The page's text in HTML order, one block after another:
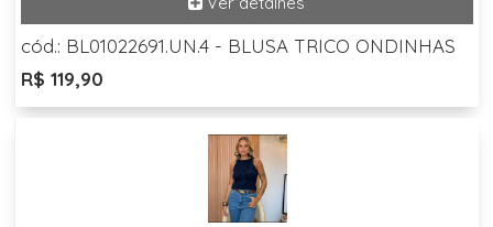
cód.: BL01022691.UN.4 - BLUSA TRICO ONDINHAS
R$ 119,90